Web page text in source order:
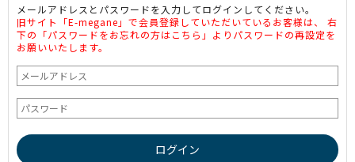
メールアドレスとパスワードを入力してログインしてください。
旧サイト「E-megane」で会員登録していただいているお客様は、 右
下の「パスワードをお忘れの方はこちら」よりパスワードの再設定を
お願いいたします。